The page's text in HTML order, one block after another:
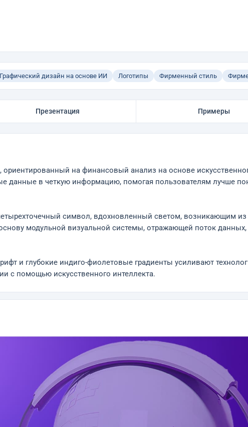
Графический дизайн на основе ИИ Логотипы Фирменный стиль
Презентация Примеры
ориентированный на финансовый анализ на основе
данные в четкую информацию, помогая пользователям лучше
символ, вдохновленный светом, возникающим
модульной визуальной системы, отражающей поток
и глубокие индиго-фиолетовые градиенты усиливают
с помощью искусственного интеллекта.